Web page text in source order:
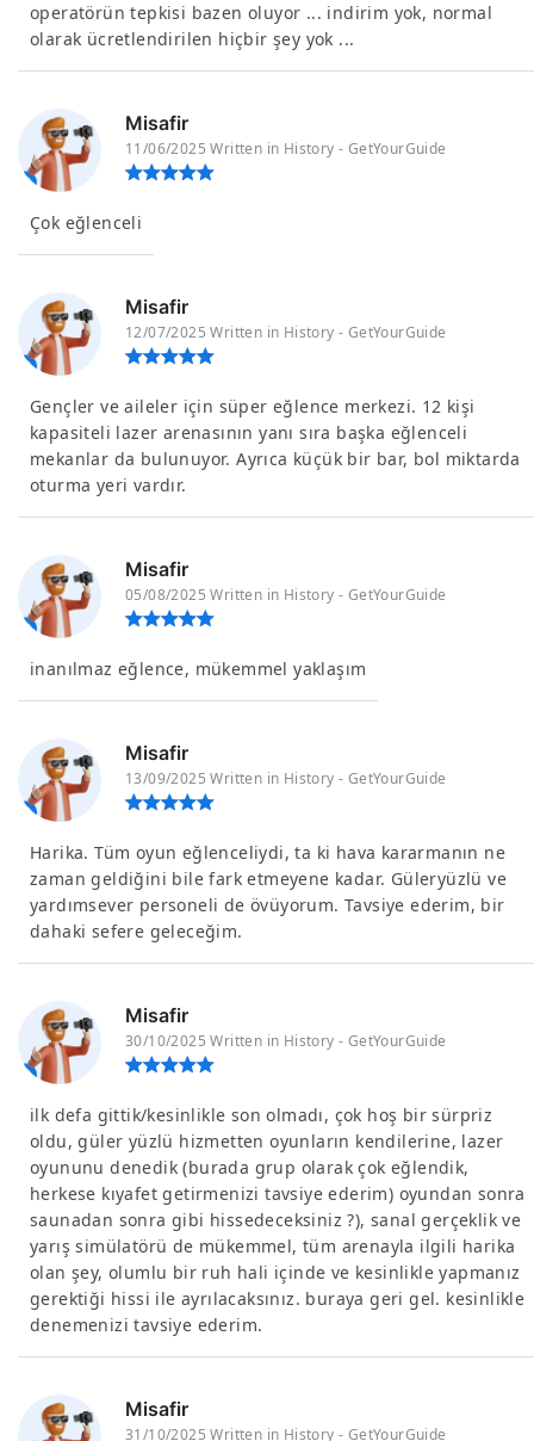
operatörün tepkisi bazen oluyor ... indirim yok, normal
olarak ücretlendirilen hiçbir şey yok ...
Misafir
11/06/2025 Written in History - GetYourGuide
Çok eğlenceli
Misafir
12/07/2025 Written in History - GetYourGuide
Gençler ve aileler için süper eğlence merkezi. 12 kişi
kapasiteli lazer arenasının yanı sıra başka eğlenceli
mekanlar da bulunuyor. Ayrıca küçük bir bar, bol miktarda
oturma yeri vardır.
Misafir
05/08/2025 Written in History - GetYourGuide
inanılmaz eğlence, mükemmel yaklaşım
Misafir
13/09/2025 Written in History - GetYourGuide
Harika. Tüm oyun eğlenceliydi, ta ki hava kararmanın ne
zaman geldiğini bile fark etmeyene kadar. Güleryüzlü ve
yardımsever personeli de övüyorum. Tavsiye ederim, bir
dahaki sefere geleceğim.
Misafir
30/10/2025 Written in History - GetYourGuide
ilk defa gittik/kesinlikle son olmadı, çok hoş bir sürpriz
oldu, güler yüzlü hizmetten oyunların kendilerine, lazer
oyununu denedik (burada grup olarak çok eğlendik,
herkese kıyafet getirmenizi tavsiye ederim) oyundan sonra
saunadan sonra gibi hissedeceksiniz ?), sanal gerçeklik ve
yarış simülatörü de mükemmel, tüm arenayla ilgili harika
olan şey, olumlu bir ruh hali içinde ve kesinlikle yapmanız
gerektiği hissi ile ayrılacaksınız. buraya geri gel. kesinlikle
denemenizi tavsiye ederim.
Misafir
31/10/2025 Written in History - GetYourGuide